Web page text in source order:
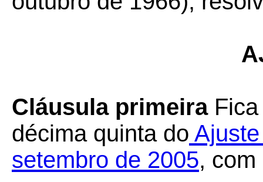
Cláusula primeira
décima quinta do
setembro de 2005,